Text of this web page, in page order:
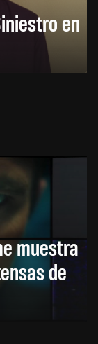
en
muestra
de